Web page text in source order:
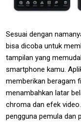
Sesuai dengan
bisa dicoba untuk
tampilan yang
smartphone kamu.
memberikan beragam
menambahkan latar
chroma dan efek
pengguna pemula dan